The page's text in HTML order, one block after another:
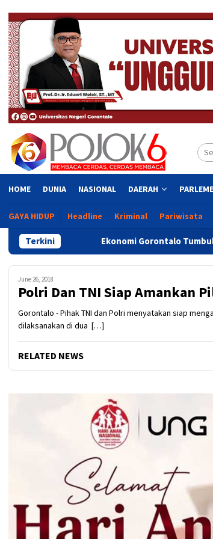
HOME DUNIA NASIONAL DAERAH
GAYA HIDUP Headline Kriminal Pariwisata
Terkini
Ekonomi Gorontalo Tumbuh 6,20 Persen,
June 26, 2018
Polri Dan TNI Siap Amankan
Gorontalo - Pihak TNI dan Polri menyatakan siap
dilaksanakan di dua […]
RELATED NEWS